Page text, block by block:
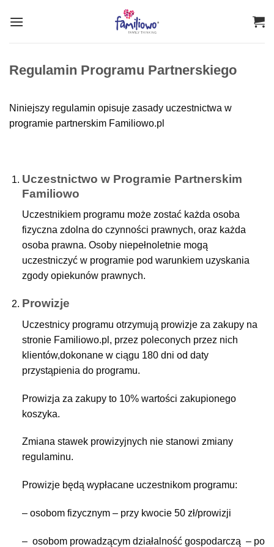
Regulamin Programu Partnerskiego
Niniejszy regulamin opisuje zasady uczestnictwa w
programie partnerskim Familiowo.pl
Uczestnictwo w Programie Partnerskim
Familiowo
Uczestnikiem programu może zostać każda osoba
fizyczna zdolna do czynności prawnych, oraz każda
osoba prawna. Osoby niepełnoletnie mogą
uczestniczyć w programie pod warunkiem uzyskania
zgody opiekunów prawnych.
Prowizje
Uczestnicy programu otrzymują prowizje za zakupy na
stronie Familiowo.pl, przez poleconych przez nich
klientów,dokonane w ciągu 180 dni od daty
przystąpienia do programu.
Prowizja za zakupy to 10% wartości zakupionego
koszyka.
Zmiana stawek prowizyjnych nie stanowi zmiany
regulaminu.
Prowizje będą wypłacane uczestnikom programu:
– osobom fizycznym – przy kwocie 50 zł/prowizji
– osobom prowadzącym działalność gospodarczą – po